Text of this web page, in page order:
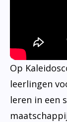
Op
leerlingen
leren in een